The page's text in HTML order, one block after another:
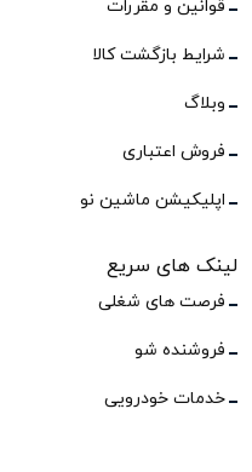
قوانین و مقررات
شرایط بازگشت کالا
وبلاگ
فروش اعتباری
اپلیکیشن ماشین نو
لینک های سریع
فرصت های شغلی
فروشنده شو
خدمات خودرویی